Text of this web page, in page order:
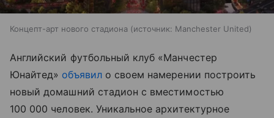
Концепт-арт нового стадиона источник: Manchester United
Английский футбольный клуб «Манчестер
Юнайтед» объявило своем намерении построить
новый домашний стадион с вместимостью
100 000 человек. Уникальное архитектурное